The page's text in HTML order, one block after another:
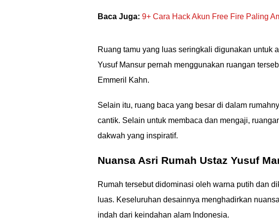
Baca Juga: 9+ Cara Hack Akun Free Fire Paling
Ruang tamu yang luas seringkali digunakan untuk
Yusuf Mansur pernah menggunakan ruangan
Emmeril Kahn.
Selain itu, ruang baca yang besar di dalam
cantik. Selain untuk membaca dan mengaji,
dakwah yang inspiratif.
Nuansa Asri Rumah Ustaz Yusuf
Rumah tersebut didominasi oleh warna putih dan
luas. Keseluruhan desainnya menghadirkan
indah dari keindahan alam Indonesia.